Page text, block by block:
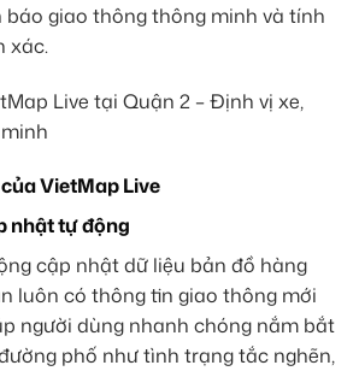
báo giao thông thông minh và tính
xác.
VietMap Live
nhật tự động
cập nhật dữ liệu bản đồ hàng
luôn có thông tin giao thông mới
người dùng nhanh chóng nắm bắt
phố như tình trạng tắc nghẽn,